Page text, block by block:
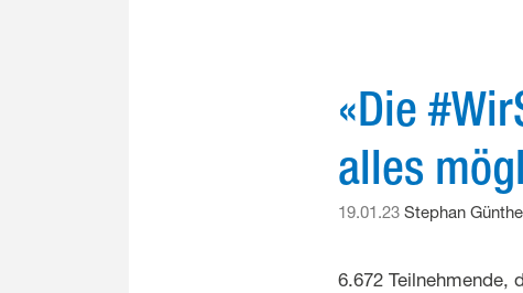
«Die
alles
19.01.23 Stephan
6.672 Teilnehmende,